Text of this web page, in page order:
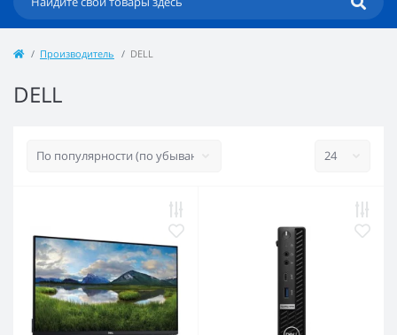
Производитель DELL
DELL